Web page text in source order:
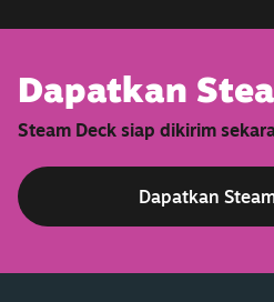
Dapatkan
Steam Deck siap dikirim
Dapatkan